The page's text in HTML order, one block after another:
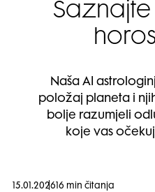
Naša AI
položaj planeta i
bolje razumjeli
koje vas
15.01.2026 16 min čitanja